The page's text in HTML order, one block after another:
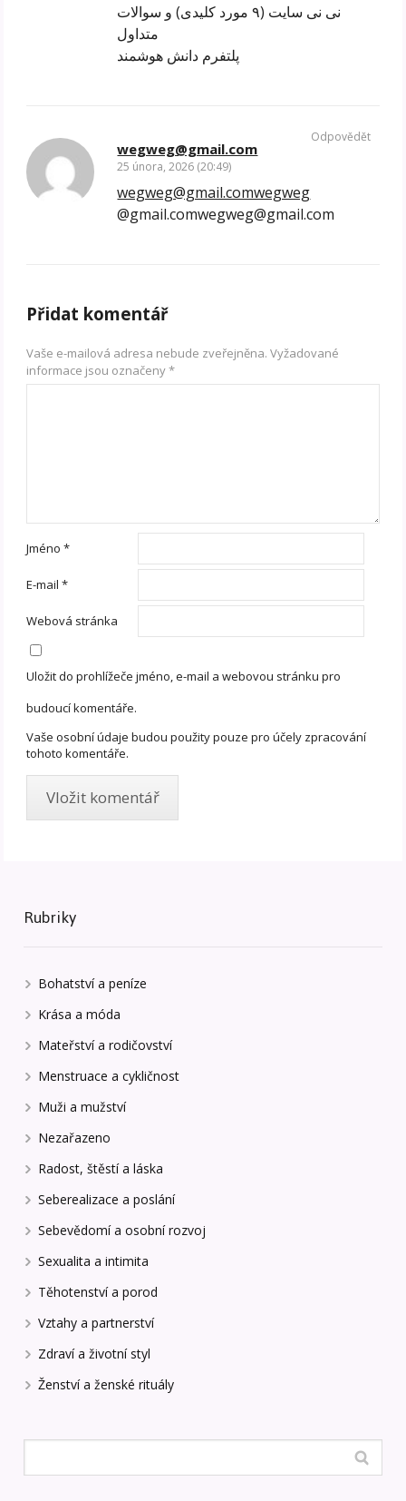
نی نی سایت (۹ مورد کلیدی) و سوالات
متداول
پلتفرم دانش هوشمند
wegweg@gmail.com
25 února, 2026 (20:49)
wegweg@gmail.comwegweg
@gmail.comwegweg@gmail.com
Odpovědět
Přidat komentář
Vaše e-mailová adresa nebude zveřejněna. Vyžadované
informace jsou označeny*
Jméno*
E-mail*
Webová stránka
Uložit do prohlížeče jméno, e-mail a webovou stránku pro
budoucí komentáře.
Vaše osobní údaje budou použity pouze pro účely zpracování
tohoto komentáře.
Rubriky
Bohatství a peníze
Krása a móda
Mateřství a rodičovství
Menstruace a cykličnost
Muži a mužství
Nezařazeno
Radost, štěstí a láska
Seberealizace a poslání
Sebevědomí a osobní rozvoj
Sexualita a intimita
Těhotenství a porod
Vztahy a partnerství
Zdraví a životní styl
Ženství a ženské rituály